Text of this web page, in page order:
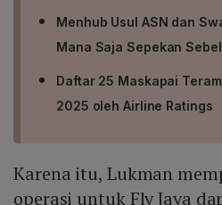
Menhub Usul ASN dan
Mana Saja Sepekan
Daftar 25 Maskapai
2025 oleh Airline Ratings
Karena itu, Lukman
operasi untuk Fly Jaya